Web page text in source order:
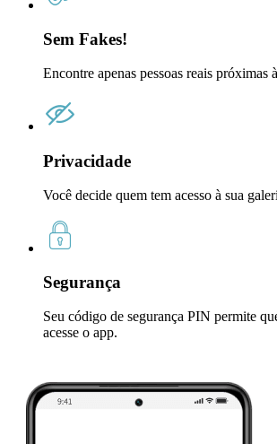
Sem Fakes!
Encontre apenas pessoas reais próximas
Privacidade
Você decide quem tem acesso à sua
Segurança
Seu código de segurança PIN permite
acesse o app.